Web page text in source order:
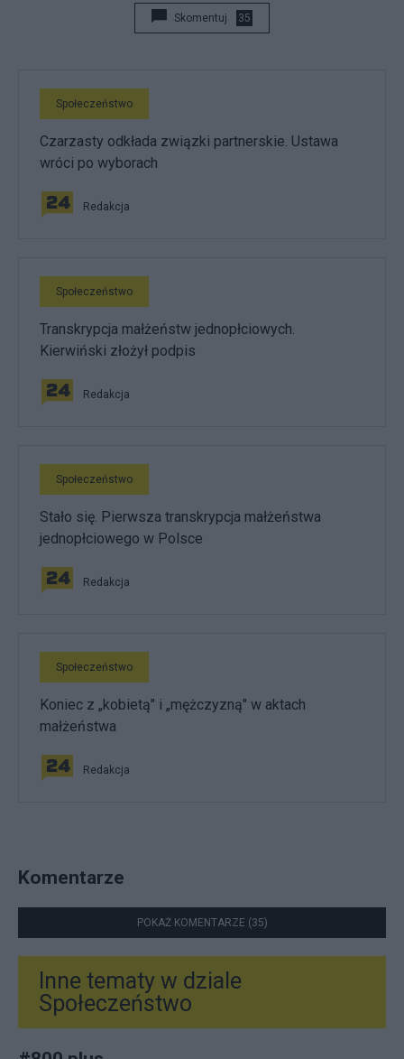
Skomentuj 35
Społeczeństwo
Czarzasty odkłada związki partnerskie. Ustawa
wróci po wyborach
Redakcja
Społeczeństwo
Transkrypcja małżeństw jednopłciowych.
Kierwiński złożył podpis
Redakcja
Społeczeństwo
Stało się. Pierwsza transkrypcja małżeństwa
jednopłciowego w Polsce
Redakcja
Społeczeństwo
Koniec z „kobietą" i „mężczyzną" w aktach
małżeństwa
Redakcja
Komentarze
POKAŻ KOMENTARZE (35)
Inne tematy w dziale
Społeczeństwo